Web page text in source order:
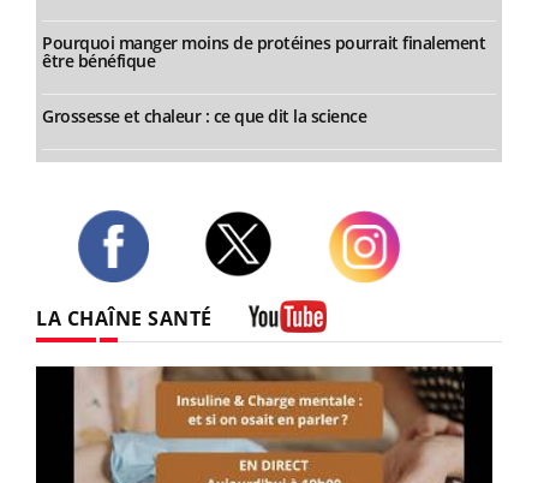
Pourquoi manger moins de protéines pourrait finalement
être bénéfique
Grossesse et chaleur : ce que dit la science
LA CHAÎNE SANTÉ